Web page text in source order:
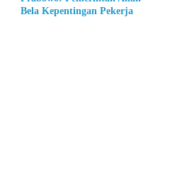
Bela Kepentingan Pekerja